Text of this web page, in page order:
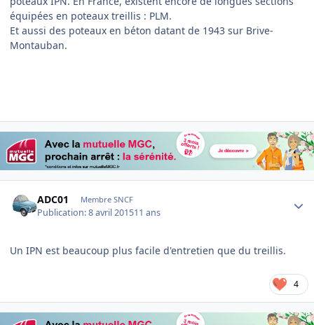
équipées en poteaux treillis : PLM.
Et aussi des poteaux en béton datant de 1943 sur Brive-
Montauban.
ADC01 Membre SNCF
Publication:8 avril 201511 ans
Un IPN est beaucoup plus facile d'entretien que du treillis.
4